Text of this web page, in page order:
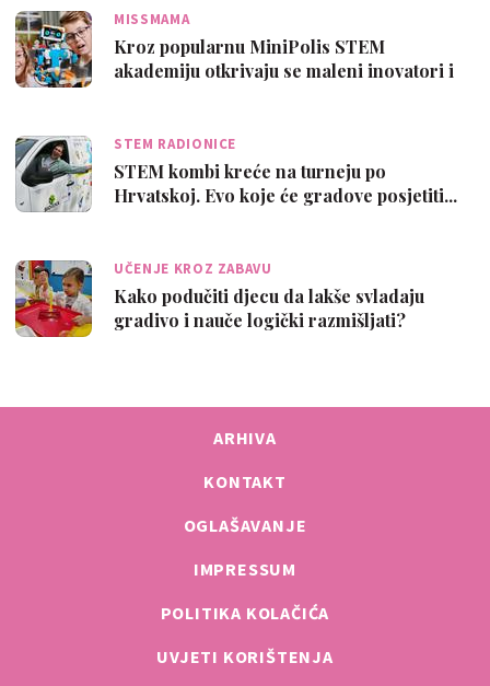
MISSMAMA
Kroz popularnu MiniPolis STEM
akademiju otkrivaju se maleni inovatori i
STEM RADIONICE
STEM kombi kreće na turneju po
Hrvatskoj. Evo koje će gradove posjetiti...
UČENJE KROZ ZABAVU
Kako podučiti djecu da lakše svladaju
gradivo i nauče logički razmišljati?
ARHIVA
KONTAKT
OGLAŠAVANJE
IMPRESSUM
POLITIKA KOLAČIĆA
UVJETI KORIŠTENJA